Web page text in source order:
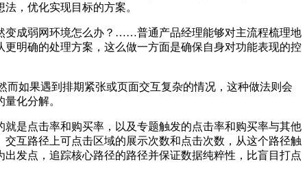
，优化实现目标的方案。
变成弱网环境怎么办？……普通产品经理能够对主流程梳理地
明确的处理方案，这么做一方面是确保自身对功能表现的控
如果遇到排期紧张或页面交互复杂的情况，这种做法则会
化分解。
是点击率和购买率，以及专题触发的点击率和购买率与其他
互路径上可点击区域的展示次数和点击次数，从这个路径触
发点，追踪核心路径的路径并保证数据纯粹性，比盲目打点